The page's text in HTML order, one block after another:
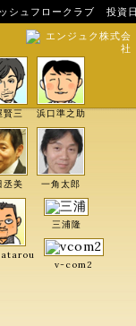
シュフロークラブ
投資
エンジュク株式会
社
賢三 浜口準之助
丞美 一角太郎
三浦隆
v-com2